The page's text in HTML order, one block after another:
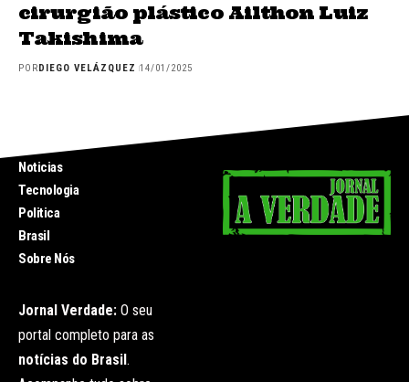
cirurgião plástico Ailthon Luiz
Takishima
POR DIEGO VELÁZQUEZ 14/01/2025
Noticias
Tecnologia
Politica
Brasil
Sobre Nós
Jornal Verdade: O seu
portal completo para as
notícias do Brasil .